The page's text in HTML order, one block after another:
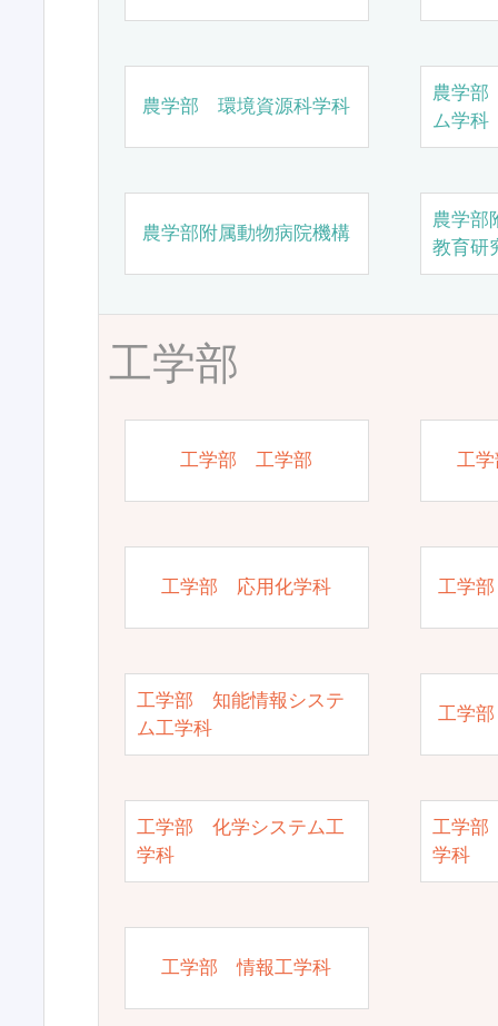
農学部 環境資源科学科
農学
ム学科
農学部附属動物病院機構
農学部
教育研
工学部
工学部 工学部 工
工学部 応用化学科 工学
工学部 知能情報システ
ム工学科
工学
工学部 化学システム工
学科
工学部
学科
工学部 情報工学科